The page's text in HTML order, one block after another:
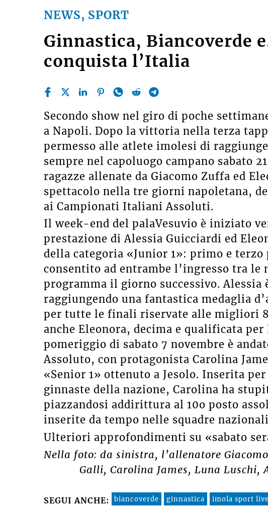
NEWS, SPORT
Ginnastica, Biancoverde
conquista l’Italia
Secondo show nel giro di poche
a Napoli. Dopo la vittoria nella terza
permesso alle atlete imolesi di
sempre nel capoluogo campano sabato
ragazze allenate da Giacomo Zuffa ed
spettacolo nella tre giorni napoletana,
ai Campionati Italiani Assoluti.
Il week-end del palaVesuvio è iniziato
prestazione di Alessia Guicciardi ed
della categoria «Junior 1»: primo e
consentito ad entrambe l’ingresso tra
programma il giorno successivo. Alessia
raggiungendo una fantastica medaglia
per tutte le finali riservate alle migliori
anche Eleonora, decima e qualificata
pomeriggio di sabato 7 novembre è
Assoluto, con protagonista Carolina
«Senior 1» ottenuto a Jesolo. Inserita
ginnaste della nazione, Carolina ha
piazzandosi addirittura al 10o posto
inserite da tempo nelle squadre
Ulteriori approfondimenti su «sabato
Nella foto: da sinistra, l’allenatore
Galli, Carolina James, Luna Luschi,
SEGUI ANCHE: biancoverde ginnastica imola sport live